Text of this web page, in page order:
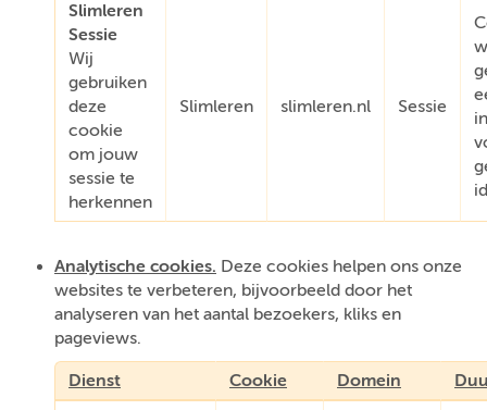
Slimleren
Sessie
Wij
gebruiken
deze
cookie
om jouw
sessie te
herkennen
Slimleren slimleren.nl Sessie
Analytische cookies. Deze cookies helpen ons onze
websites te verbeteren, bijvoorbeeld door het
analyseren van het aantal bezoekers, kliks en
pageviews.
Dienst Cookie Domein